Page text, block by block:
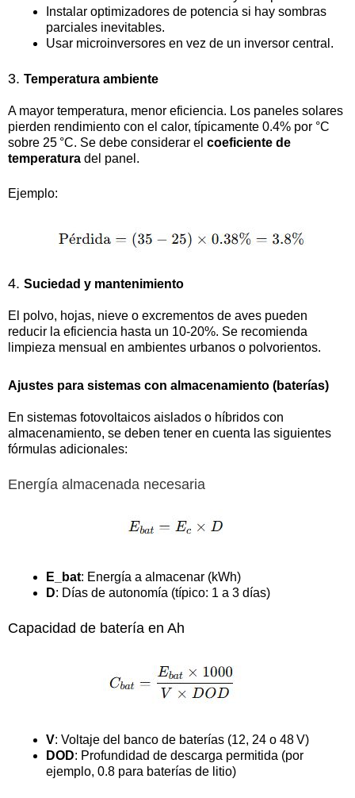
Instalar optimizadores de potencia si hay sombras
parciales inevitables.
Usar microinversores en vez de un inversor central.
3. Temperatura ambiente
A mayor temperatura, menor eficiencia. Los paneles solares
pierden rendimiento con el calor, típicamente 0.4% por °C
sobre 25 °C. Se debe considerar el coeficiente de
temperatura del panel.
Ejemplo:
4. Suciedad y mantenimiento
El polvo, hojas, nieve o excrementos de aves pueden
reducir la eficiencia hasta un 10-20%. Se recomienda
limpieza mensual en ambientes urbanos o polvorientos.
Ajustes para sistemas con almacenamiento (baterías)
En sistemas fotovoltaicos aislados o híbridos con
almacenamiento, se deben tener en cuenta las siguientes
fórmulas adicionales:
Energía almacenada necesaria
E_bat: Energía a almacenar (kWh)
D: Días de autonomía (típico: 1 a 3 días)
Capacidad de batería en Ah
V: Voltaje del banco de baterías (12, 24 o 48 V)
DOD: Profundidad de descarga permitida (por
ejemplo, 0.8 para baterías de litio)